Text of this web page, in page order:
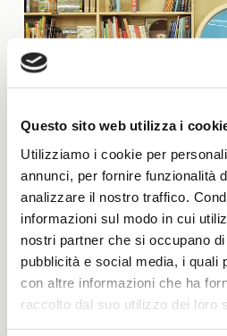
Questo sito web utilizza i
Utilizziamo i cookie per
annunci, per fornire funzionalità
analizzare il nostro traffico.
informazioni sul modo in cui
nostri partner che si occupano
pubblicità e social media, i quali
con altre informazioni che ha
raccolto dal suo utilizzo dei loro